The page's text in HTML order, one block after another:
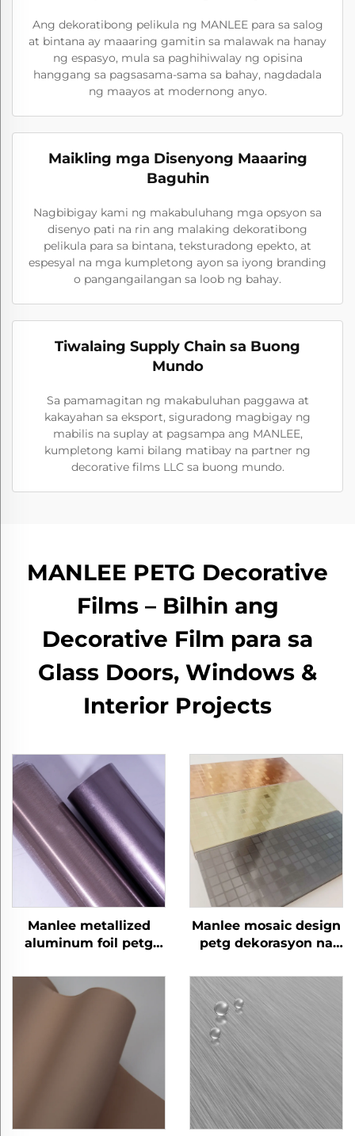
Ang dekoratibong pelikula ng MANLEE para sa salog
at bintana ay maaaring gamitin sa malawak na hanay
ng espasyo, mula sa paghihiwalay ng opisina
hanggang sa pagsasama-sama sa bahay, nagdadala
ng maayos at modernong anyo.
Maikling mga Disenyong Maaaring
Baguhin
Nagbibigay kami ng makabuluhang mga opsyon sa
disenyo pati na rin ang malaking dekoratibong
pelikula para sa bintana, teksturadong epekto, at
espesyal na mga kumpletong ayon sa iyong branding
o pangangailangan sa loob ng bahay.
Tiwalaing Supply Chain sa Buong
Mundo
Sa pamamagitan ng makabuluhan paggawa at
kakayahan sa eksport, siguradong magbigay ng
mabilis na suplay at pagsampa ang MANLEE,
kumpletong kami bilang matibay na partner ng
decorative films LLC sa buong mundo.
MANLEE PETG Decorative
Films – Bilhin ang
Decorative Film para sa
Glass Doors, Windows &
Interior Projects
Manlee metallized
aluminum foil petg
pelikula ng
kasangkapan para sa
bahay opisina hotel
Manlee mosaic design
petg dekorasyon na
kasangkapan para sa
pader floor
panel/board